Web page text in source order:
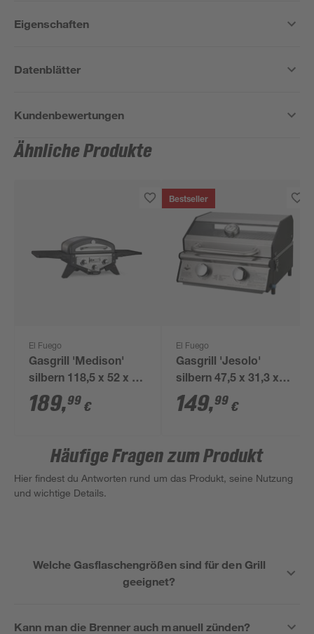
Eigenschaften
Datenblätter
Kundenbewertungen
Ähnliche Produkte
El Fuego
Gasgrill 'Medison'
silbern 118,5 x 52 x 38
cm
189,99 €
Bestseller
El Fuego
Gasgrill 'Jesolo'
silbern 47,5 x 31,3 x
43,2 cm
149,99 €
Häufige Fragen zum Produkt
Hier findest du Antworten rund um das Produkt, seine Nutzung
und wichtige Details.
Welche Gasflaschengrößen sind für den Grill
geeignet?
Kann man die Brenner auch manuell zünden?